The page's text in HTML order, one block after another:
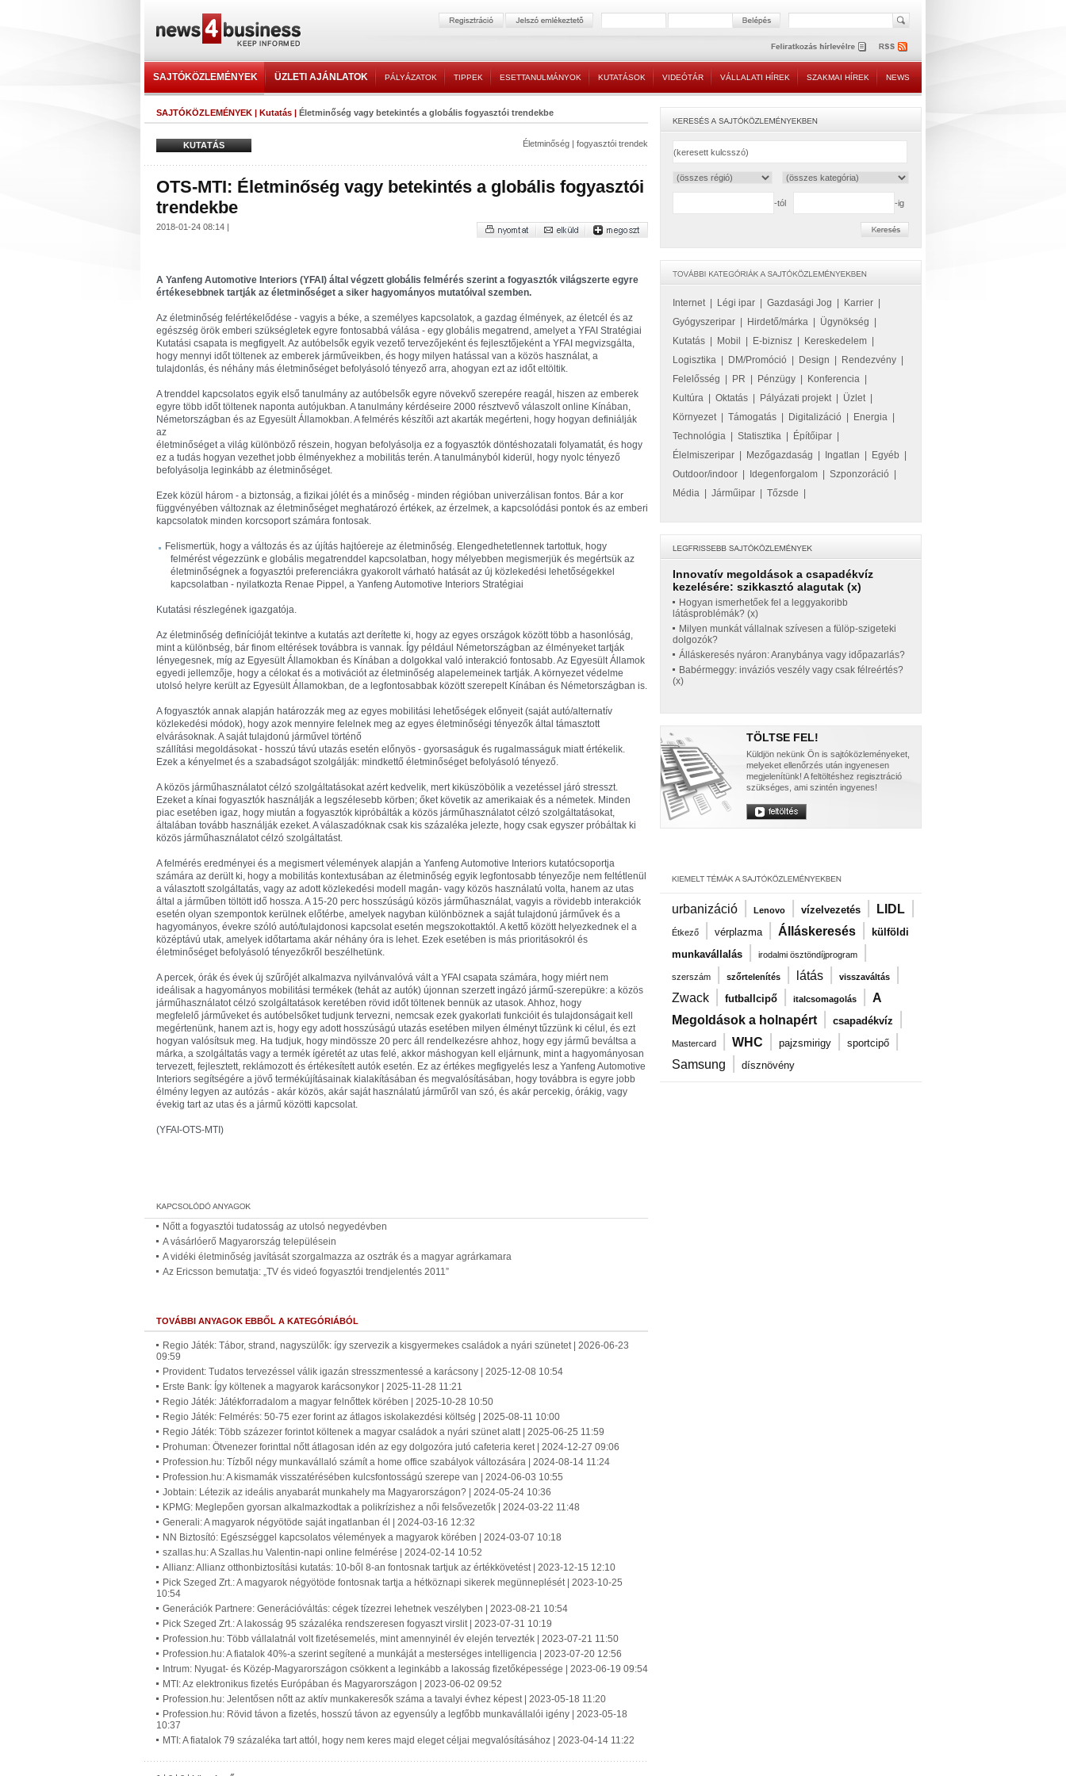
SAJTÓKÖZLEMÉNYEK ÜZLETI AJÁNLATOK PÁLYÁZATOK TIPPEK ESETTANULMÁNYOK KUTATÁSOK VIDEÓTÁR VÁLLALATI HÍREK SZAKMAI HÍREK NEWS
SAJTÓKÖZLEMÉNYEK | Kutatás | Életminőség vagy betekintés a globális fogyasztói trendekbe
KUTATÁS Életminőség | fogyasztói trendek
OTS-MTI: Életminőség vagy betekintés a globális fogyasztói
trendekbe
2018-01-24 08:14 |
A Yanfeng Automotive Interiors (YFAI) által végzett globális felmérés szerint a fogyasztók világszerte egyre
értékesebbnek tartják az életminőséget a siker hagyományos mutatóival szemben.
Az életminőség felértékelődése - vagyis a béke, a személyes kapcsolatok, a gazdag élmények, az életcél és az
egészség örök emberi szükségletek egyre fontosabbá válása - egy globális megatrend, amelyet a YFAI Stratégiai
Kutatási csapata is megfigyelt. Az autóbelsők egyik vezető tervezőjeként és fejlesztőjeként a YFAI megvizsgálta,
hogy mennyi időt töltenek az emberek járműveikben, és hogy milyen hatással van a közös használat, a
tulajdonlás, és néhány más életminőséget befolyásoló tényező arra, ahogyan ezt az időt eltöltik.
A trenddel kapcsolatos egyik első tanulmány az autóbelsők egyre növekvő szerepére reagál, hiszen az emberek
egyre több időt töltenek naponta autójukban. A tanulmány kérdéseire 2000 résztvevő válaszolt online Kínában,
Németországban és az Egyesült Államokban. A felmérés készítői azt akarták megérteni, hogy hogyan definiálják
az
életminőséget a világ különböző részein, hogyan befolyásolja ez a fogyasztók döntéshozatali folyamatát, és hogy
ez a tudás hogyan vezethet jobb élményekhez a mobilitás terén. A tanulmányból kiderül, hogy nyolc tényező
befolyásolja leginkább az életminőséget.
Ezek közül három - a biztonság, a fizikai jólét és a minőség - minden régióban univerzálisan fontos. Bár a kor
függvényében változnak az életminőséget meghatározó értékek, az érzelmek, a kapcsolódási pontok és az emberi
kapcsolatok minden korcsoport számára fontosak.
Felismertük, hogy a változás és az újítás hajtóereje az életminőség. Elengedhetetlennek tartottuk, hogy
felmérést végezzünk e globális megatrenddel kapcsolatban, hogy mélyebben megismerjük és megértsük az
életminőségnek a fogyasztói preferenciákra gyakorolt várható hatását az új közlekedési lehetőségekkel
kapcsolatban - nyilatkozta Renae Pippel, a Yanfeng Automotive Interiors Stratégiai
Kutatási részlegének igazgatója.
Az életminőség definícióját tekintve a kutatás azt derítette ki, hogy az egyes országok között több a hasonlóság,
mint a különbség, bár finom eltérések továbbra is vannak. Így például Németországban az élményeket tartják
lényegesnek, míg az Egyesült Államokban és Kínában a dolgokkal való interakció fontosabb. Az Egyesült Államok
egyedi jellemzője, hogy a célokat és a motivációt az életminőség alapelemeinek tartják. A környezet védelme
utolsó helyre került az Egyesült Államokban, de a legfontosabbak között szerepelt Kínában és Németországban is.
A fogyasztók annak alapján határozzák meg az egyes mobilitási lehetőségek előnyeit (saját autó/alternatív
közlekedési módok), hogy azok mennyire felelnek meg az egyes életminőségi tényezők által támasztott
elvárásoknak. A saját tulajdonú járművel történő
szállítási megoldásokat - hosszú távú utazás esetén előnyös - gyorsaságuk és rugalmasságuk miatt értékelik.
Ezek a kényelmet és a szabadságot szolgálják: mindkettő életminőséget befolyásoló tényező.
A közös járműhasználatot célzó szolgáltatásokat azért kedvelik, mert kiküszöbölik a vezetéssel járó stresszt.
Ezeket a kínai fogyasztók használják a legszélesebb körben; őket követik az amerikaiak és a németek. Minden
piac esetében igaz, hogy miután a fogyasztók kipróbálták a közös járműhasználatot célzó szolgáltatásokat,
általában tovább használják ezeket. A válaszadóknak csak kis százaléka jelezte, hogy csak egyszer próbáltak ki
közös járműhasználatot célzó szolgáltatást.
A felmérés eredményei és a megismert vélemények alapján a Yanfeng Automotive Interiors kutatócsoportja
számára az derült ki, hogy a mobilitás kontextusában az életminőség egyik legfontosabb tényezője nem feltétlenül
a választott szolgáltatás, vagy az adott közlekedési modell magán- vagy közös használatú volta, hanem az utas
által a járműben töltött idő hossza. A 15-20 perc hosszúságú közös járműhasználat, vagyis a rövidebb interakciók
esetén olyan szempontok kerülnek előtérbe, amelyek nagyban különböznek a saját tulajdonú járművek és a
hagyományos, évekre szóló autó/tulajdonosi kapcsolat esetén megszokottaktól. A kettő között helyezkednek el a
középtávú utak, amelyek időtartama akár néhány óra is lehet. Ezek esetében is más prioritásokról és
életminőséget befolyásoló tényezőkről beszélhetünk.
A percek, órák és évek új szűrőjét alkalmazva nyilvánvalóvá vált a YFAI csapata számára, hogy miért nem
ideálisak a hagyományos mobilitási termékek (tehát az autók) újonnan szerzett ingázó jármű-szerepükre: a közös
járműhasználatot célzó szolgáltatások keretében rövid időt töltenek bennük az utasok. Ahhoz, hogy
megfelelő járműveket és autóbelsőket tudjunk tervezni, nemcsak ezek gyakorlati funkcióit és tulajdonságait kell
megértenünk, hanem azt is, hogy egy adott hosszúságú utazás esetében milyen élményt tűzzünk ki célul, és ezt
hogyan valósítsuk meg. Ha tudjuk, hogy mindössze 20 perc áll rendelkezésre ahhoz, hogy egy jármű beváltsa a
márka, a szolgáltatás vagy a termék ígéretét az utas felé, akkor máshogyan kell eljárnunk, mint a hagyományosan
tervezett, fejlesztett, reklámozott és értékesített autók esetén. Ez az értékes megfigyelés lesz a Yanfeng Automotive
Interiors segítségére a jövő termékújításainak kialakításában és megvalósításában, hogy továbbra is egyre jobb
élmény legyen az autózás - akár közös, akár saját használatú járműről van szó, és akár percekig, órákig, vagy
évekig tart az utas és a jármű közötti kapcsolat.
(YFAI-OTS-MTI)
Nőtt a fogyasztói tudatosság az utolsó negyedévben
A vásárlóerő Magyarország településein
A vidéki életminőség javítását szorgalmazza az osztrák és a magyar agrárkamara
Az Ericsson bemutatja: „TV és videó fogyasztói trendjelentés 2011”
TOVÁBBI ANYAGOK EBBŐL A KATEGÓRIÁBÓL
Regio Játék: Tábor, strand, nagyszülők: így szervezik a kisgyermekes családok a nyári szünetet | 2026-06-23
09:59
Provident: Tudatos tervezéssel válik igazán stresszmentessé a karácsony | 2025-12-08 10:54
Erste Bank: Így költenek a magyarok karácsonykor | 2025-11-28 11:21
Regio Játék: Játékforradalom a magyar felnőttek körében | 2025-10-28 10:50
Regio Játék: Felmérés: 50-75 ezer forint az átlagos iskolakezdési költség | 2025-08-11 10:00
Regio Játék: Több százezer forintot költenek a magyar családok a nyári szünet alatt | 2025-06-25 11:59
Prohuman: Ötvenezer forinttal nőtt átlagosan idén az egy dolgozóra jutó cafeteria keret | 2024-12-27 09:06
Profession.hu: Tízből négy munkavállaló számít a home office szabályok változására | 2024-08-14 11:24
Profession.hu: A kismamák visszatérésében kulcsfontosságú szerepe van | 2024-06-03 10:55
Jobtain: Létezik az ideális anyabarát munkahely ma Magyarországon? | 2024-05-24 10:36
KPMG: Meglepően gyorsan alkalmazkodtak a polikrízishez a női felsővezetők | 2024-03-22 11:48
Generali: A magyarok négyötöde saját ingatlanban él | 2024-03-16 12:32
NN Biztosító: Egészséggel kapcsolatos vélemények a magyarok körében | 2024-03-07 10:18
szallas.hu: A Szallas.hu Valentin-napi online felmérése | 2024-02-14 10:52
Allianz: Allianz otthonbiztosítási kutatás: 10-ből 8-an fontosnak tartjuk az értékkövetést | 2023-12-15 12:10
Pick Szeged Zrt.: A magyarok négyötöde fontosnak tartja a hétköznapi sikerek megünneplését | 2023-10-25
10:54
Generációk Partnere: Generációváltás: cégek tízezrei lehetnek veszélyben | 2023-08-21 10:54
Pick Szeged Zrt.: A lakosság 95 százaléka rendszeresen fogyaszt virslit | 2023-07-31 10:19
Profession.hu: Több vállalatnál volt fizetésemelés, mint amennyinél év elején tervezték | 2023-07-21 11:50
Profession.hu: A fiatalok 40%-a szerint segítené a munkáját a mesterséges intelligencia | 2023-07-20 12:56
Intrum: Nyugat- és Közép-Magyarországon csökkent a leginkább a lakosság fizetőképessége | 2023-06-19 09:54
MTI: Az elektronikus fizetés Európában és Magyarországon | 2023-06-02 09:52
Profession.hu: Jelentősen nőtt az aktív munkakeresők száma a tavalyi évhez képest | 2023-05-18 11:20
Profession.hu: Rövid távon a fizetés, hosszú távon az egyensúly a legfőbb munkavállalói igény | 2023-05-18
10:37
MTI: A fiatalok 79 százaléka tart attól, hogy nem keres majd eleget céljai megvalósításához | 2023-04-14 11:22
-tól -ig
Internet| Légi ipar Gazdasági Jog Karrier
Gyógyszeripar
Hirdető/márka Ügynökség
Kutatás
Mobil E-biznisz Kereskedelem
Logisztika
DM/Promóció Design Rendezvény
Felelősség
PR Pénzügy Konferencia
Kultúra
Oktatás Pályázati projekt| Üzlet|
Környezet| Támogatás Digitalizáció Energia
Technológia
Statisztika Építőipar
Élelmiszeripar
Mezőgazdaság Ingatlan Egyéb
Outdoor/indoor
Idegenforgalom Szponzoráció
Média
Járműipar Tőzsde
Innovatív megoldások a csapadékvíz
kezelésére: szikkasztó alagutak (x)
Hogyan ismerhetőek fel a leggyakoribb
látásproblémák? (x)
Milyen munkát vállalnak szívesen a fülöp-szigeteki
dolgozók?
Álláskeresés nyáron: Aranybánya vagy időpazarlás?
Babérmeggy: inváziós veszély vagy csak félreértés?
(x)
TÖLTSE FEL!
Küldjön nekünk Ön is sajtóközleményeket,
melyeket ellenőrzés után ingyenesen
megjelenítünk! A feltöltéshez regisztráció
szükséges, ami szintén ingyenes!
urbanizáció | Lenovo | vízelvezetés | LIDL |
Étkező | vérplazma | Álláskeresés |
külföldi
munkavállalás | irodalmi ösztöndíjprogram |
szerszám | szőrtelenítés | látás | visszaváltás |
Zwack | futballcipő | italcsomagolás | A
Megoldások a holnapért | csapadékvíz |
Mastercard | WHC | pajzsmirigy | sportcipő |
Samsung | dísznövény